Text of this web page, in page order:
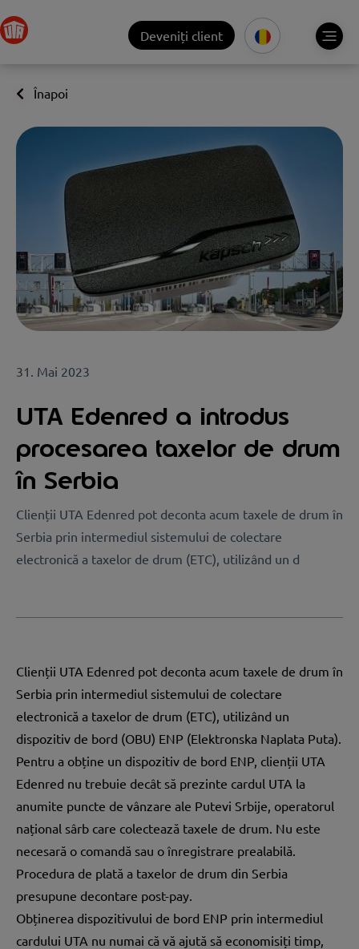
Deveniți client
Înapoi
31. Mai 2023
UTA Edenred a introdus
procesarea taxelor de drum
în Serbia
Clienții UTA Edenred pot deconta acum taxele de drum în
Serbia prin intermediul sistemului de colectare
electronică a taxelor de drum (ETC), utilizând un d
Clienții UTA Edenred pot deconta acum taxele de drum în
Serbia prin intermediul sistemului de colectare
electronică a taxelor de drum (ETC), utilizând un
dispozitiv de bord (OBU) ENP (Elektronska Naplata Puta).
Pentru a obține un dispozitiv de bord ENP, clienții UTA
Edenred nu trebuie decât să prezinte cardul UTA la
anumite puncte de vânzare ale Putevi Srbije, operatorul
național sârb care colectează taxele de drum. Nu este
necesară o comandă sau o înregistrare prealabilă.
Procedura de plată a taxelor de drum din Serbia
presupune decontare post-pay.
Obținerea dispozitivului de bord ENP prin intermediul
cardului UTA nu numai că vă ajută să economisiți timp,